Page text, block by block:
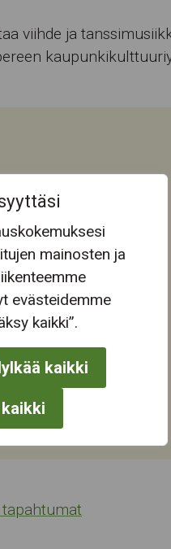
mainosten ja
evästeidemme
kaikki”.
kaikki
viihde ja